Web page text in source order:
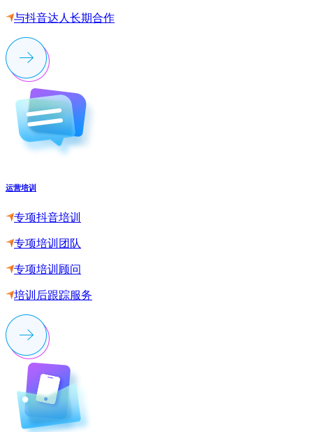
与抖音达人长期合作
运营培训
专项抖音培训
专项培训团队
专项培训顾问
培训后跟踪服务